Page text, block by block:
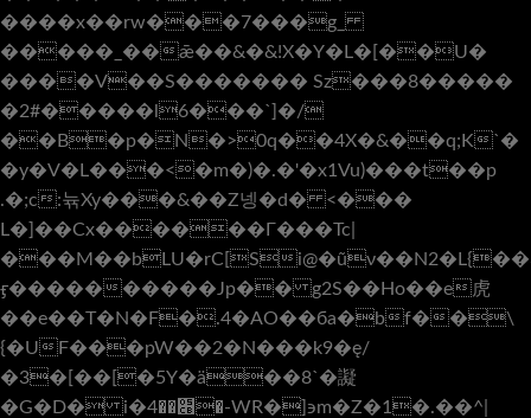
����x��rw���7���g_
�����_��ǣ��&�&!X�Y�L�[��U�
����V��S������� Sz���8�����
�2#�����l6���`]�/
��B�p�N�>0q��4X�&��q;K`�
�y�V�L���<�m�)�.�'�x1Vu)���t��p
.�;c:뉶Xy���&��Z넹�d� <���
L�]��Cx������Γ���Tc|
���M��bLU�rC[S
ӻ����������Jp�� g2S��Ho��e⻁
��e��T�N�F�.4�AO��бa�bf��\
{�UF���pW��2�N���k9�ę/
�3�[��[�5Y�ä��8`�譺
�G�D� i�׋��4�-WR�]϶m�Z�1�.��^|